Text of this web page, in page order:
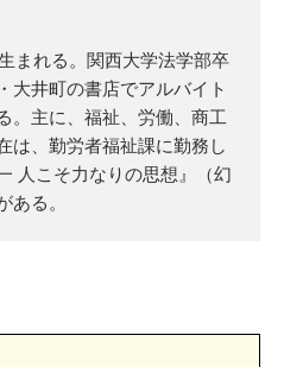
まれる。関西大学法学部卒
大井町の書店でアルバイト
。主に、福祉、労働、商工
は、勤労者福祉課に勤務し
人こそ力なりの思想』（幻
ある。